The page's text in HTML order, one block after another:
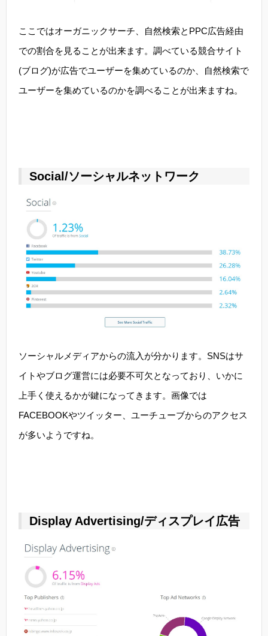
ここではオーガニックサーチ、自然検索とPPC広告経由
での割合を見ることが出来ます。調べている競合サイト
(ブログ)が広告でユーザーを集めているのか、自然検索で
ユーザーを集めているのかを調べることが出来ますね。
Social/ソーシャルネットワーク
ソーシャルメディアからの流入が分かります。SNSはサ
イトやブログ運営には必要不可欠となっており、いかに
上手く使えるかが鍵になってきます。画像では
FACEBOOKやツイッター、ユーチューブからのアクセス
が多いようですね。
Display Advertising/ディスプレイ広告